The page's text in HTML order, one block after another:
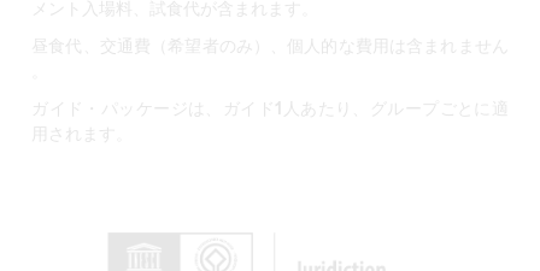
メント入場料、試食
代が含まれます
昼食代、交通費（希望者のみ）、個人的な費用は
含まれません
ガイド・パッケージは、ガイド1人あたり、グループごとに適
用されます